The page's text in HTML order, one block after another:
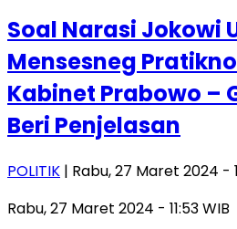
Soal Narasi Jokowi
Mensesneg
Kabinet Prabowo –
Beri Penjelasan
POLITIK | Rabu, 27 Maret 2024 -
Rabu, 27 Maret 2024 - 11:53 WIB